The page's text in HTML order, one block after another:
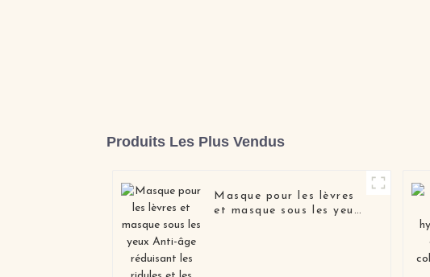
Produits Les Plus Vendus
Masque pour les lèvres
et masque sous les yeux